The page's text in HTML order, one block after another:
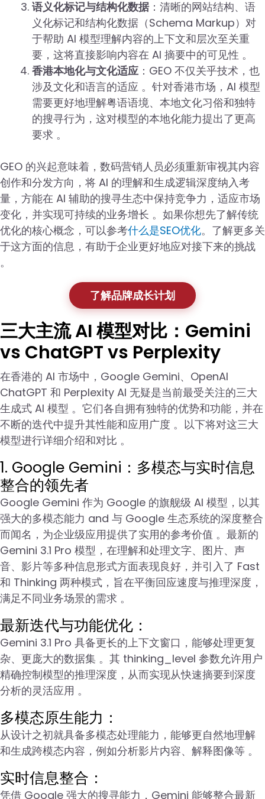
语义化标记与结构化数据：清晰的网站结构、语
义化标记和结构化数据（Schema Markup）对
于帮助 AI 模型理解内容的上下文和层次至关重
要，这将直接影响内容在 AI 摘要中的可见性 。
香港本地化与文化适应 ：GEO 不仅关乎技术，也
涉及文化和语言的适应 。针对香港市场，AI 模型
需要更好地理解粤语语境、本地文化习俗和独特
的搜寻行为，这对模型的本地化能力提出了更高
要求 。
GEO 的兴起意味着，数码营销人员必须重新审视其内容
创作和分发方向，将 AI 的理解和生成逻辑深度纳入考
量，方能在 AI 辅助的搜寻生态中保持竞争力，适应市场
变化，并实现可持续的业务增长 。如果你想先了解传统
优化的核心概念，可以参考什么是SEO优化。了解更多关
于这方面的信息，有助于企业更好地应对接下来的挑战
。
了解品牌成长计划
三大主流 AI 模型对比：Gemini
vs ChatGPT vs Perplexity
在香港的 AI 市场中，Google Gemini、OpenAI
ChatGPT 和 Perplexity AI 无疑是当前最受关注的三大
生成式 AI 模型 。它们各自拥有独特的优势和功能，并在
不断的迭代中提升其性能和应用广度 。以下将对这三大
模型进行详细介绍和对比 。
1. Google Gemini：多模态与实时信息
整合的领先者
Google Gemini 作为 Google 的旗舰级 AI 模型，以其
强大的多模态能力 and 与 Google 生态系统的深度整合
而闻名，为企业级应用提供了实用的参考价值 。最新的
Gemini 3.1 Pro 模型，在理解和处理文字、图片、声
音、影片等多种信息形式方面表现良好，并引入了 Fast
和 Thinking 两种模式，旨在平衡回应速度与推理深度，
满足不同业务场景的需求 。
最新迭代与功能优化：
Gemini 3.1 Pro 具备更长的上下文窗口，能够处理更复
杂、更庞大的数据集 。其 thinking_level 参数允许用户
精确控制模型的推理深度，从而实现从快速摘要到深度
分析的灵活应用 。
多模态原生能力：
从设计之初就具备多模态处理能力，能够更自然地理解
和生成跨模态内容，例如分析影片内容、解释图像等 。
实时信息整合：
凭借 Google 强大的搜寻能力，Gemini 能够整合最新